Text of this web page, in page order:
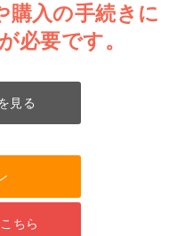
購入の手続きに
必要です。
見る
ちら